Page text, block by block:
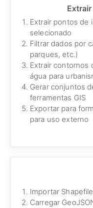
Extrair pontos de
selecionado
Filtrar dados por
parques, etc.)
Extrair contornos
água para
Gerar conjuntos
ferramentas GIS
Exportar para
para uso externo
Importar
Carregar